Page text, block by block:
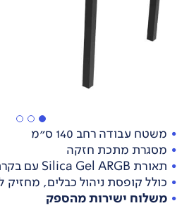
משטח עבודה רחב 140 ס"מ
מסגרת מתכת חזקה
תאורת Silica Gel ARGB עם בקרת מגע
כולל קופסת ניהול כבלים, מחזיק
משלוח ישירות מהספק